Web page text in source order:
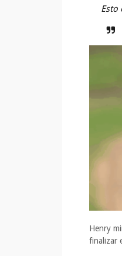
Esto
Henry
finalizar